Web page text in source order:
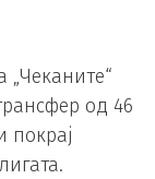
од 46